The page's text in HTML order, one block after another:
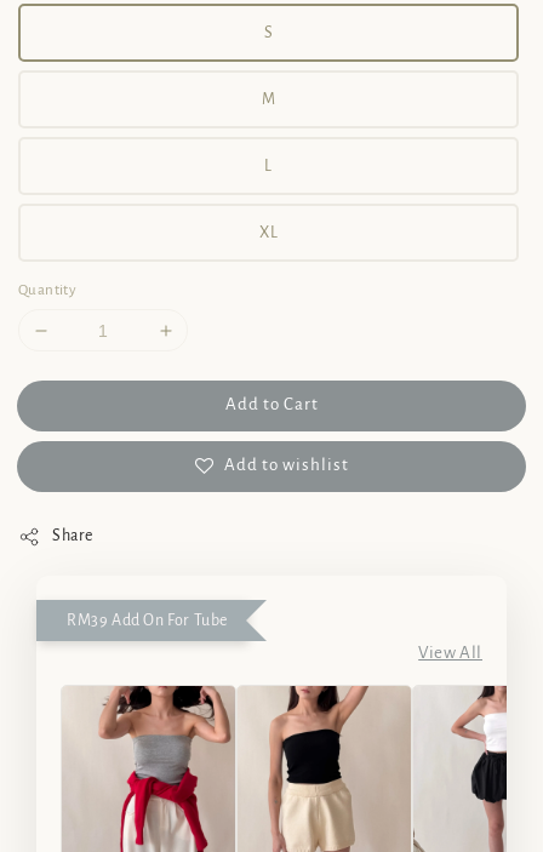
S
M
L
XL
Quantity
Add to Cart
Add to wishlist
Share
RM39 Add On For Tube
View All